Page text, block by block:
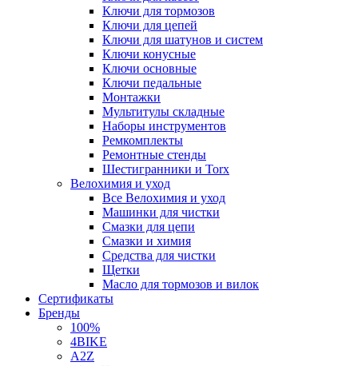
Ключи для тормозов
Ключи для цепей
Ключи для шатунов и систем
Ключи конусные
Ключи основные
Ключи педальные
Монтажки
Мультитулы складные
Наборы инструментов
Ремкомплекты
Ремонтные стенды
Шестигранники и Torx
Велохимия и уход
Все Велохимия и уход
Машинки для чистки
Смазки для цепи
Смазки и химия
Средства для чистки
Щетки
Масло для тормозов и вилок
Сертификаты
Бренды
100%
4BIKE
A2Z